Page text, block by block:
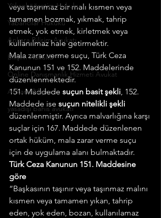
Yükseköğretim Hukuku
Yabancılar Hukuku
Ankara Bilişim Avukatı
Bilişim Hukuku
Online Danışmanlık Hizmeti Avukat
Ankara Bilişim
yasadışı bahis avukatı
veya taşınmaz bir malı kısmen veya
tamamen bozmak, yıkmak, tahrip
etmek, yok etmek, kirletmek veya
kullanılmaz hale getirmektir.
Mala zarar verme suçu, Türk Ceza
Kanunun 151 ve 152. Maddelerinde
düzenlenmektedir.
151. Maddede suçun basit şekli, 152.
Maddede ise suçun nitelikli şekli
düzenlenmiştir. Ayrıca malvarlığına karşı
suçlar için 167. Maddede düzenlenen
ortak hüküm, mala zarar verme suçu
için de uygulama alanı bulmaktadır.
Türk Ceza Kanunun 151. Maddesine
göre
“Başkasının taşınır veya taşınmaz malını
kısmen veya tamamen yıkan, tahrip
eden, yok eden, bozan, kullanılamaz